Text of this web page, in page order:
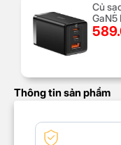
Củ
GaN5
Thông tin sản phẩm